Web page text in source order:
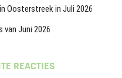
Oosterstreek in Juli 2026
van Juni 2026
REACTIES